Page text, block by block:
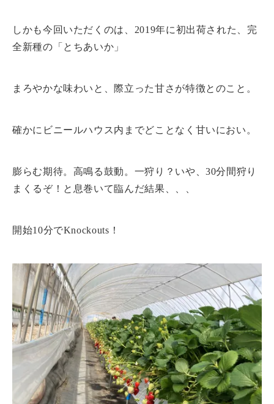
しかも今回いただくのは、2019年に初出荷された、完
全新種の「とちあいか」
まろやかな味わいと、際立った甘さが特徴とのこと。
確かにビニールハウス内までどことなく甘いにおい。
膨らむ期待。高鳴る鼓動。一狩り？いや、30分間狩り
まくるぞ！と息巻いて臨んだ結果、、、
開始10分でKnockouts！